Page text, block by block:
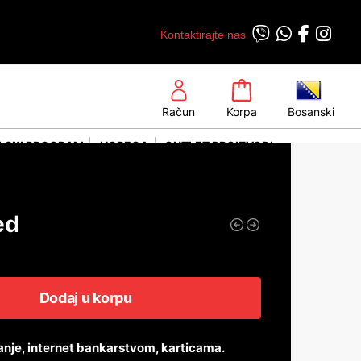
Kontaktirajte nas
Račun Korpa Bosanski
PROGRAM HORECA OUTLET PROIZVODI
Dodaj u korpu
internet bankarstvom, karticama.